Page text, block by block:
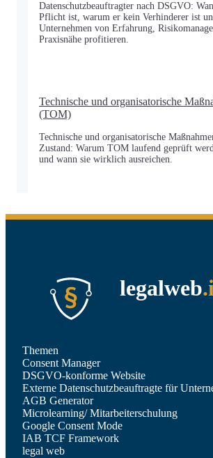
Datenschutzbeauftragter nach DSGVO:
Pflicht ist, warum er kein Verhinderer ist
Unternehmen von Erfahrung,
Praxisnähe profitieren.
Technische und organisatorische
(TOM)
Technische und organisatorische
Zustand: Warum TOM laufend geprüft
und wann sie wirklich ausreichen.
legalweb
Themen
Consent Manager
DSGVO-konforme Website
Externe Datenschutzbeauftragte für
AGB Generator
Microlearning/ Mitarbeiterschulung
Google Consent Mode
IAB TCF Framework
legal web